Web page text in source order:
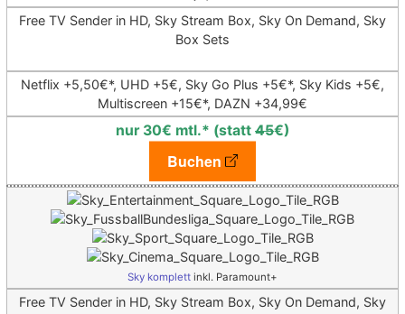
Free TV Sender in HD, Sky Stream Box, Sky On Demand, Sky
Box Sets
Netflix +5,50€*, UHD +5€, Sky Go Plus +5€*, Sky Kids +5€,
Multiscreen +15€*, DAZN +34,99€
nur 30€ mtl.* (statt 45€)
Buchen
Sky komplett inkl. Paramount+
Free TV Sender in HD, Sky Stream Box, Sky On Demand, Sky